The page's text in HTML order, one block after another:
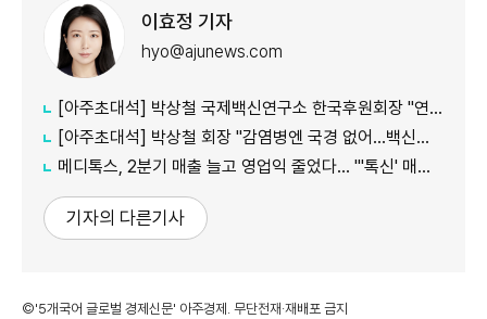
이효정 기자
hyo@ajunews.com
[아주초대석] 박상철 국제백신연구소 한국후원회장 "연구·생산·인력 상시 협력을"
[아주초대석] 박상철 회장 "감염병엔 국경 없어…백신은 한 국가 자산 아닌 세계 인구 지키는 것"
메디톡스, 2분기 매출 늘고 영업익 줄었다… "'톡신' 매출 증가 견인"
기자의 다른기사
©'5개국어 글로벌 경제신문' 아주경제. 무단전재·재배포 금지